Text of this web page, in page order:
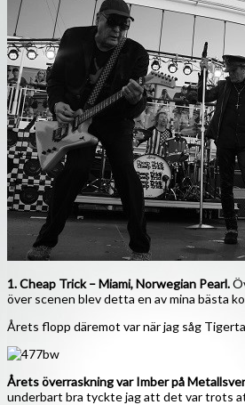
1. Cheap Trick – Miami, Norwegian Pearl.
över scenen blev detta en av mina bästa
Årets flopp däremot var när jag såg
Årets överraskning var Imber på
underbart bra tyckte jag att det var trots